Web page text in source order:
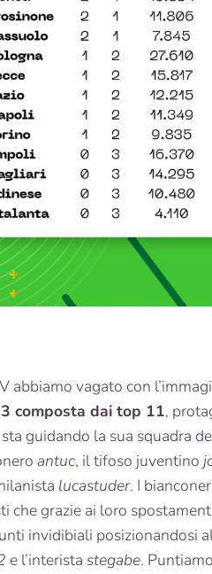
abbiamo vagato con
composta dai top 11,
guidando la sua squadra
antuc, il tifoso juventino
lucastuder. I
che grazie ai loro
invidibiali posizionandosi
e l’interista stegabe.